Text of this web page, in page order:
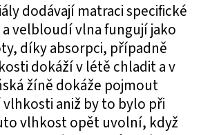
dodávají matraci specifické
velbloudí vlna fungují jako
díky absorpci, případně
dokáží v létě chladit a v
žíně dokáže pojmout
aniž by to bylo při
vlhkost opět uvolní, když